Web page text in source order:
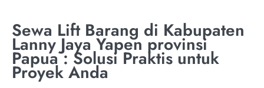
Sewa Lift Barang di Kabupaten
Lanny Jaya Yapen provinsi
Papua : Solusi Praktis untuk
Proyek Anda